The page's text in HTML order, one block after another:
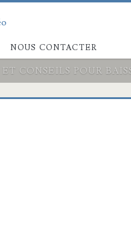
NOUS CONTACTER
CONSEILS POUR